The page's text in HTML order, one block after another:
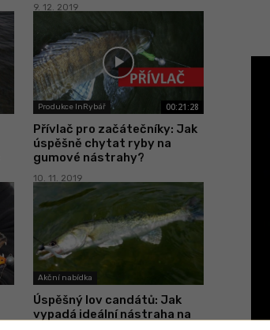
9. 12. 2019
Produkce InRybář 00:21:28
Přívlač pro začátečníky: Jak
úspěšně chytat ryby na
gumové nástrahy?
10. 11. 2019
Akční nabídka
Úspěšný lov candátů: Jak
vypadá ideální nástraha na